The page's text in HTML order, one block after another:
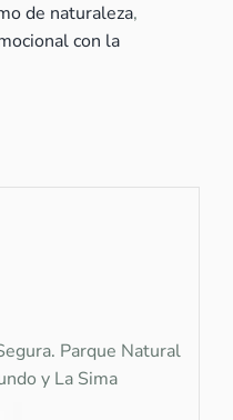
de naturaleza,
con la
Parque Natural
y La Sima